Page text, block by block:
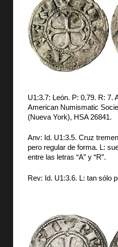
U1:3.7: León. P: 0,79. R: 7.
American Numismatic
(Nueva York), HSA 26841.
Anv: Id. U1:3.5. Cruz
pero regular de forma. L:
entre las letras “A” y “R”.
Rev: Id. U1:3.6. L: tan sólo